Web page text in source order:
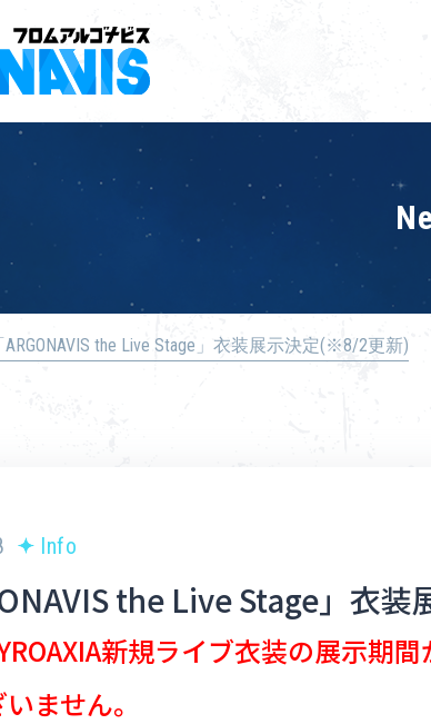
ARGONAVIS the Live Stage」衣装展示決定(※8/2更新)
Info
the Live Stage」衣
新規ライブ衣装の展示期
ません。